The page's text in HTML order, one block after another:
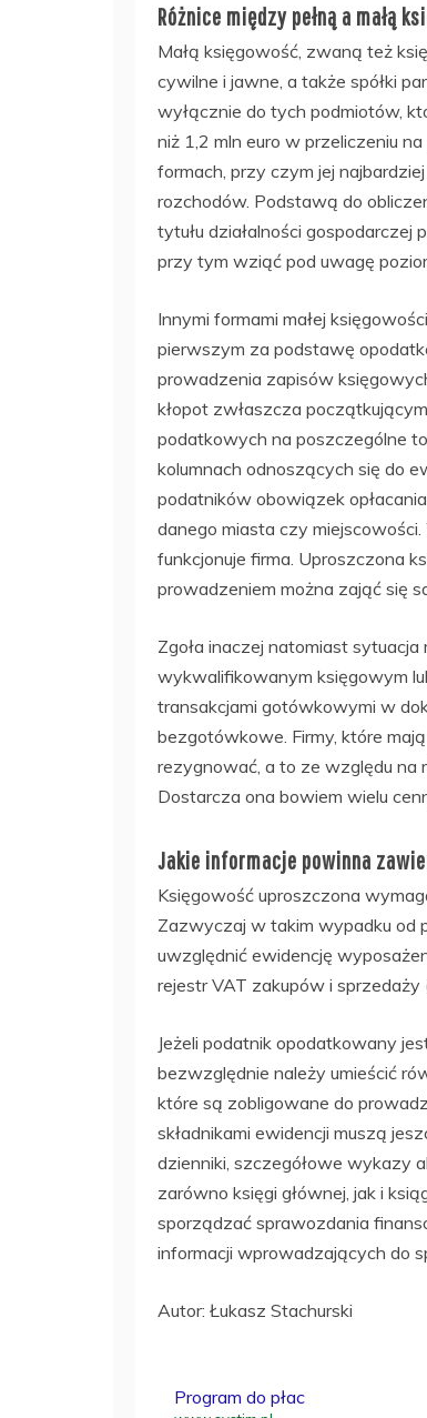
Różnice między pełną a małą
Małą księgowość, zwaną też
cywilne i jawne, a także spółki
wyłącznie do tych podmiotów,
niż 1,2 mln euro w przeliczeniu
formach, przy czym jej
rozchodów. Podstawą do
tytułu działalności
przy tym wziąć pod uwagę
Innymi formami małej
pierwszym za podstawę
prowadzenia zapisów
kłopot zwłaszcza
podatkowych na poszczególne
kolumnach odnoszących się do
podatników obowiązek
danego miasta czy
funkcjonuje firma. Uproszczona
prowadzeniem można zająć się
Zgoła inaczej natomiast
wykwalifikowanym księgowym
transakcjami gotówkowymi w
bezgotówkowe. Firmy, które
rezygnować, a to ze względu na
Dostarcza ona bowiem wielu
Jakie informacje powinna
Księgowość uproszczona
Zazwyczaj w takim wypadku od
uwzględnić ewidencję
rejestr VAT zakupów i sprzedaży
Jeżeli podatnik opodatkowany
bezwzględnie należy umieścić
które są zobligowane do
składnikami ewidencji muszą
dzienniki, szczegółowe wykazy
zarówno księgi głównej, jak i
sporządzać sprawozdania
informacji wprowadzających do
Autor: Łukasz Stachurski
Program do płac